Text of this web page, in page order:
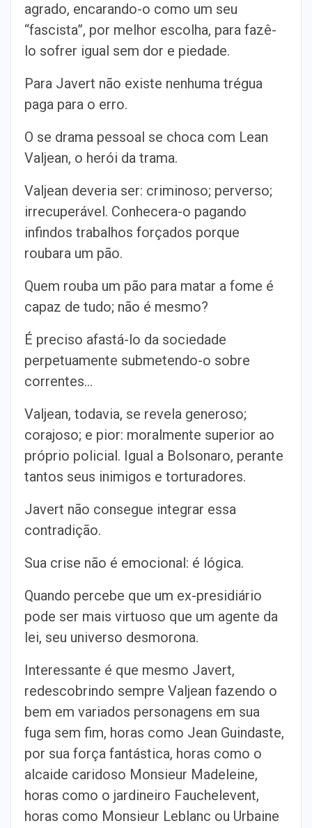
agrado, encarando-o como um seu
“fascista”, por melhor escolha, para fazê-
lo sofrer igual sem dor e piedade.
Para Javert não existe nenhuma trégua
paga para o erro.
O se drama pessoal se choca com Lean
Valjean, o herói da trama.
Valjean deveria ser: criminoso; perverso;
irrecuperável. Conhecera-o pagando
infindos trabalhos forçados porque
roubara um pão.
Quem rouba um pão para matar a fome é
capaz de tudo; não é mesmo?
É preciso afastá-lo da sociedade
perpetuamente submetendo-o sobre
correntes…
Valjean, todavia, se revela generoso;
corajoso; e pior: moralmente superior ao
próprio policial. Igual a Bolsonaro, perante
tantos seus inimigos e torturadores.
Javert não consegue integrar essa
contradição.
Sua crise não é emocional: é lógica.
Quando percebe que um ex-presidiário
pode ser mais virtuoso que um agente da
lei, seu universo desmorona.
Interessante é que mesmo Javert,
redescobrindo sempre Valjean fazendo o
bem em variados personagens em sua
fuga sem fim, horas como Jean Guindaste,
por sua força fantástica, horas como o
alcaide caridoso Monsieur Madeleine,
horas como o jardineiro Fauchelevent,
horas como Monsieur Leblanc ou Urbaine